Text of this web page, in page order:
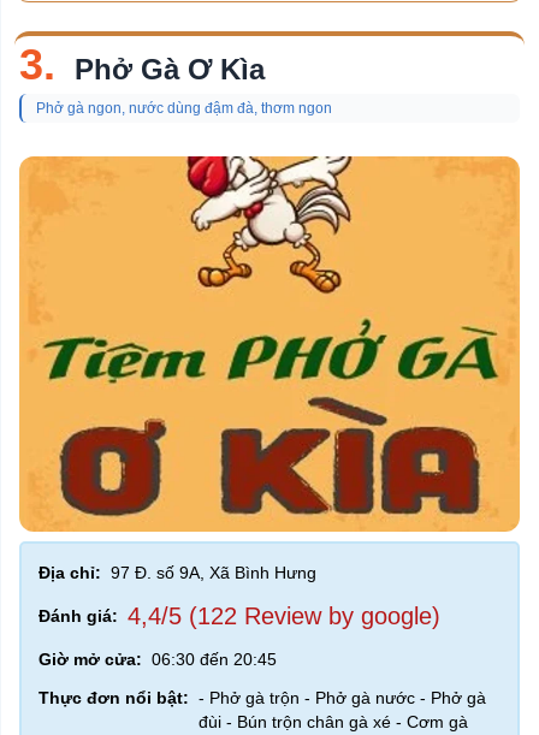
3. Phở Gà Ơ Kìa
Phở gà ngon, nước dùng đậm đà, thơm ngon
Địa chỉ: 97 Đ. số 9A, Xã Bình Hưng
Đánh giá: 4,4/5 (122 Review by google)
Giờ mở cửa: 06:30 đến 20:45
Thực đơn nổi bật: - Phở gà trộn - Phở gà nước - Phở gà
đùi - Bún trộn chân gà xé - Cơm gà